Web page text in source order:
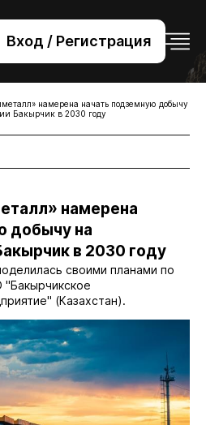
Вход / Регистрация
221-76-32
намерена начать подземную добычу
Бакырчик в 2030 году
намерена
добычу на
в 2030 году
своими планами по
(Казахстан).